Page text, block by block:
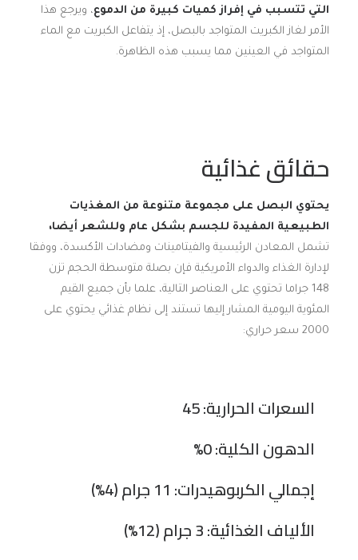
التي تتسبب في إفراز كميات كبيرة من الدموع، ويرجع هذا
الأمر لغاز الكبريت المتواجد بالبصل، إذ يتفاعل الكبريت مع الماء
المتواجد في العينين مما يسبب هذه الظاهرة.
حقائق غذائية
يحتوي البصل على مجموعة متنوعة من المغذيات
الطبيعية المفيدة للجسم بشكل عام وللشعر أيضا،
تشمل المعادن الرئيسية والفيتامينات ومضادات الأكسدة، ووفقا
لإدارة الغذاء والدواء الأمريكية فإن بصلة متوسطة الحجم تزن
148 جراما تحتوي على العناصر التالية، علما بأن جميع القيم
المئوية اليومية المشار إليها تستند إلى نظام غذائي يحتوي على
2000 سعر حراري:
السعرات الحرارية: 45
الدهون الكلية: 0%
إجمالي الكربوهيدرات: 11 جرام (4%)
الألياف الغذائية: 3 جرام (12%)